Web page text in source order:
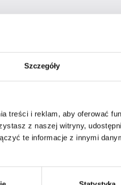
Szczegóły
treści i reklam, aby oferować
z naszej witryny,
te informacje z innymi